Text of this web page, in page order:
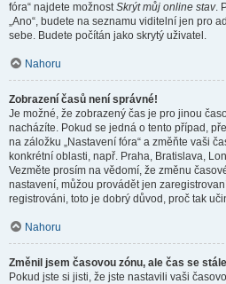
fóra“ najdete možnostSkrýt můj online stav.
„Ano“, budete na seznamu viditelní jen pro
sebe. Budete počítán jako skrytý uživatel.
Nahoru
Zobrazení časů není správné!
Je možné, že zobrazený čas je pro jinou
nacházíte. Pokud se jedná o tento případ,
na záložku „Nastavení fóra“ a změňte vaši
konkrétní oblasti, např. Praha, Bratislava,
Vezměte prosím na vědomí, že změnu
nastavení, můžou provádět jen
registrováni, toto je dobrý důvod, proč tak
Nahoru
Změnil jsem časovou zónu, ale čas se
Pokud jste si jisti, že jste nastavili vaši